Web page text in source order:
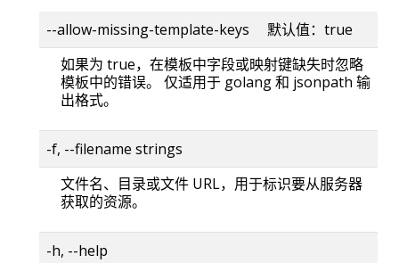
--allow-missing-template-keys 默认值：true
如果为 true，在模板中字段或映射键缺失时忽略
模板中的错误。 仅适用于 golang 和 jsonpath 输
出格式。
-f, --filename strings
文件名、目录或文件 URL，用于标识要从服务器
获取的资源。
-h, --help